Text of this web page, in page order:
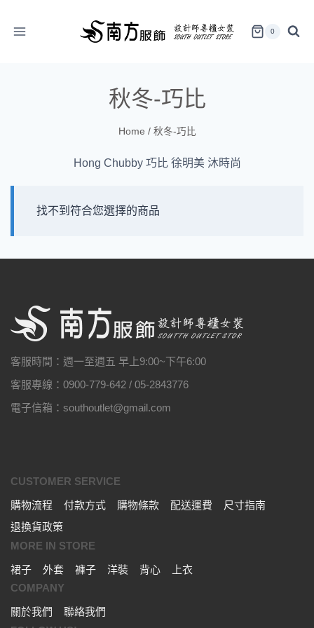
0
秋冬-巧比
Home / 秋冬-巧比
Hong Chubby 巧比 徐明美 沐時尚
找不到符合您選擇的商品
客服時間：週一至週五 早上9:00~下午6:00
客服專線：0900-779-642 / 05-2843776
電子信箱：southoutlet@gmail.com
CUSTOMER SERVICE
購物流程
付款方式 購物條款 配送運費
尺寸指南
退換貨政策
MORE IN STORE
裙子
外套 褲子 洋裝 背心
上衣
COMPANY
關於我們
聯絡我們